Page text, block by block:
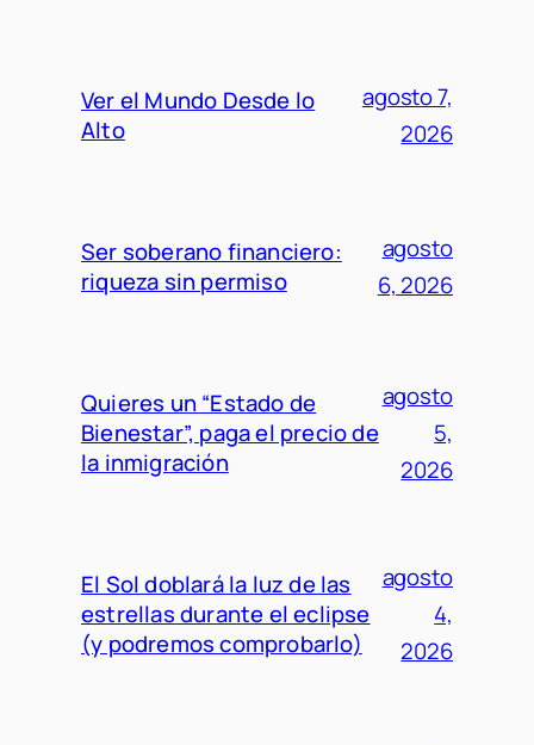
Ver el Mundo Desde lo
Alto
agosto 7,
2026
Ser soberano financiero:
riqueza sin permiso
agosto
6, 2026
Quieres un “Estado de
Bienestar”, paga el precio de
la inmigración
agosto
5,
2026
El Sol doblará la luz de las
estrellas durante el eclipse
(y podremos comprobarlo)
agosto
4,
2026